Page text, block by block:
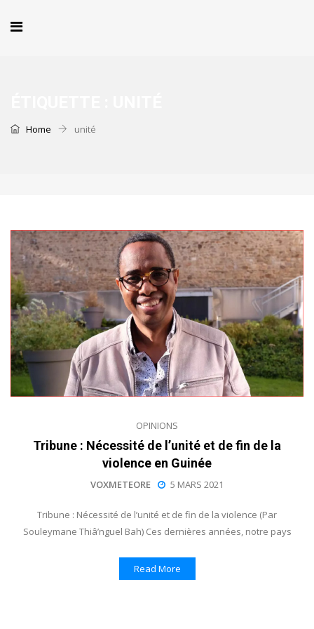
Home unité
OPINIONS
Tribune : Nécessité de l’unité et de fin de la
violence en Guinée
VOXMETEORE 5 MARS 2021
Tribune : Nécessité de l’unité et de fin de la violence (Par
Souleymane Thiâ’nguel Bah) Ces dernières années, notre pays
Read More